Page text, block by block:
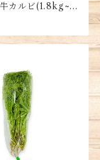
カルビ(1.8kg~2.
Sườn Bò